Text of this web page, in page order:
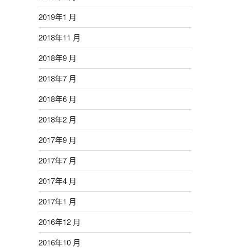
2019年1 月
2018年11 月
2018年9 月
2018年7 月
2018年6 月
2018年2 月
2017年9 月
2017年7 月
2017年4 月
2017年1 月
2016年12 月
2016年10 月